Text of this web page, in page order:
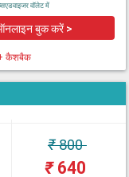
वॉलेट में
बुक करें >
कैशबैक
₹800
₹640